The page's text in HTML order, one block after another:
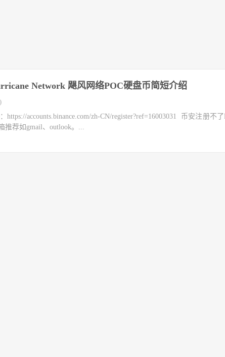
Network 飓风网络POC硬盘币简短介绍
accounts.binance.com/zh-CN/register?ref=16003031 币安注册不
推荐如gmail、outlook。...